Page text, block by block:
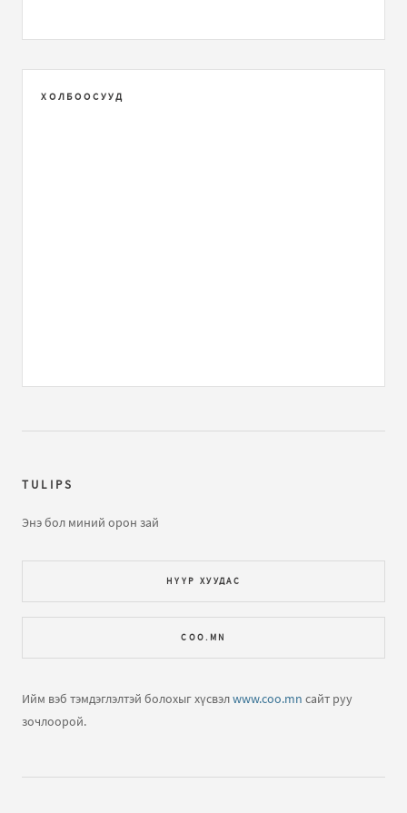
ХОЛБООСУУД
TULIPS
Энэ бол миний орон зай
НҮҮР ХУУДАС
COO.MN
Ийм вэб тэмдэглэлтэй болохыг хүсвэлwww.coo.mn сайт руу
зочлоорой.